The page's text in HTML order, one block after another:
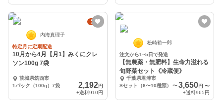
定期
内海真理子
特定月に定期配送
10月から4月【月1】みくにクレ
ソン100g 7袋
茨城県筑西市
1パック（100g）7袋
2,192円
+送料910円
松崎裕一郎
注文から1~5日で発送
【無農薬・無肥料】生命力溢れる
旬野菜セット《冷蔵便》
千葉県君津市
Sセット（6〜10種類）
〜 3,650円 〜
+送料965円